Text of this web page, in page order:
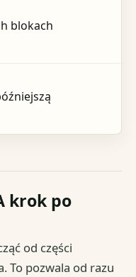
blokach
krok po
od części
To pozwala od razu